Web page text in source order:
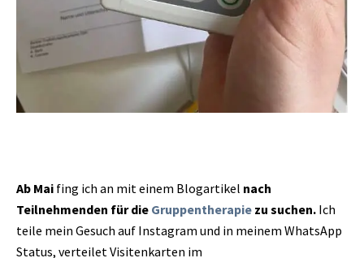
Ab Mai fing ich an mit einem Blogartikel nach
Teilnehmenden für die Gruppentherapie zu suchen. Ich
teile mein Gesuch auf Instagram und in meinem WhatsApp
Status, verteilet Visitenkarten im